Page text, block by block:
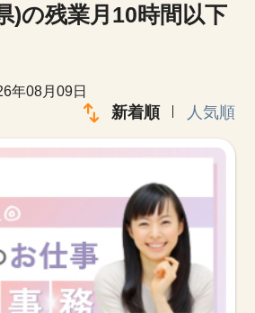
ムとは
)の残業月10時間以下
年08月09日
新着順 人気順
中国・四国